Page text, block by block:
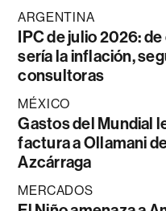
ARGENTINA
IPC de julio 2026:
sería la inflación,
consultoras
MÉXICO
Gastos del Mundial
factura a Ollamani
Azcárraga
MERCADOS